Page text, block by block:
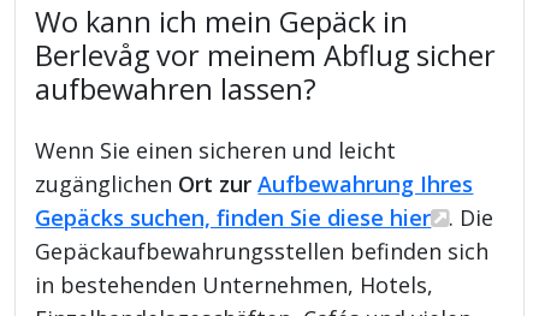
Wo kann ich mein Gepäck in
Berlevåg vor meinem Abflug sicher
aufbewahren lassen?
Wenn Sie einen sicheren und leicht
zugänglichen Ort zurAufbewahrung Ihres
Gepäcks suchen, finden Sie diese hier
. Die
Gepäckaufbewahrungsstellen befinden sich
in bestehenden Unternehmen, Hotels,